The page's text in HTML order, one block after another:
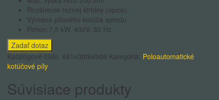
Rozšírenie reznej štrbiny (opcia)
Výmena pílového kotúča spredu
Pohon 7,5 kW, 400V, 50 Hz
Katalógové číslo: 681e30f84b06 Kategória: Poloautomatické
kotúčové píly
Súvisiace produkty